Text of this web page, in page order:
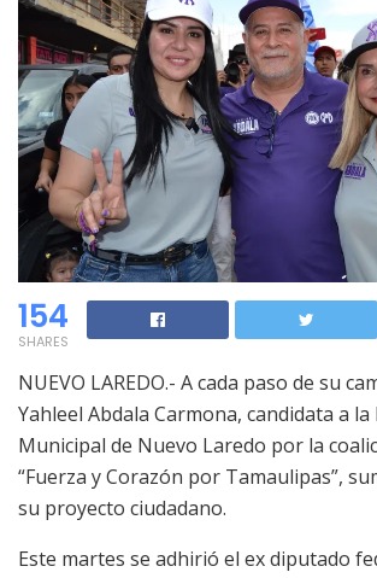
154
SHARES
NUEVO LAREDO.- A cada paso de su
Yahleel Abdala Carmona, candidata a la
Municipal de Nuevo Laredo por la
“Fuerza y Corazón por Tamaulipas”,
su proyecto ciudadano.
Este martes se adhirió el ex diputado